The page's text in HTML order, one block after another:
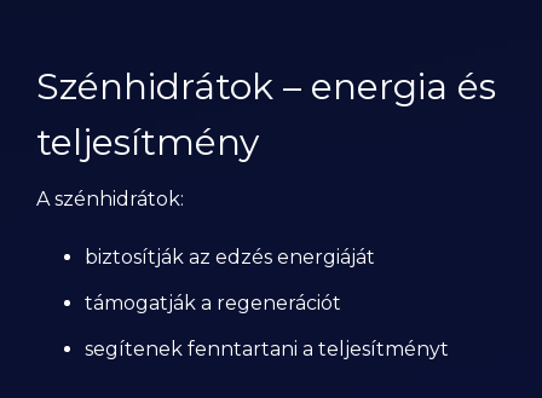
Szénhidrátok – energia és
teljesítmény
A szénhidrátok:
biztosítják az edzés energiáját
támogatják a regenerációt
segítenek fenntartani a teljesítményt